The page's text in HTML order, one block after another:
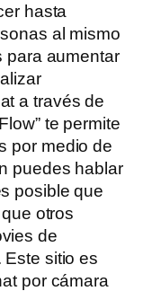
hasta
al mismo
para aumentar
a través de
te permite
por medio de
puedes hablar
posible que
otros
de
Este sitio es
por cámara